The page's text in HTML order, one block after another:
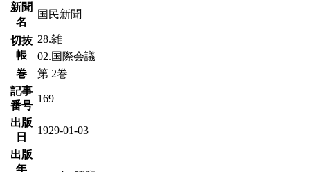
新聞
名
国民新聞
切抜
帳
28.雑
02.国際会議
巻
第 2巻
記事
番号
169
出版
日
1929-01-03
出版
年